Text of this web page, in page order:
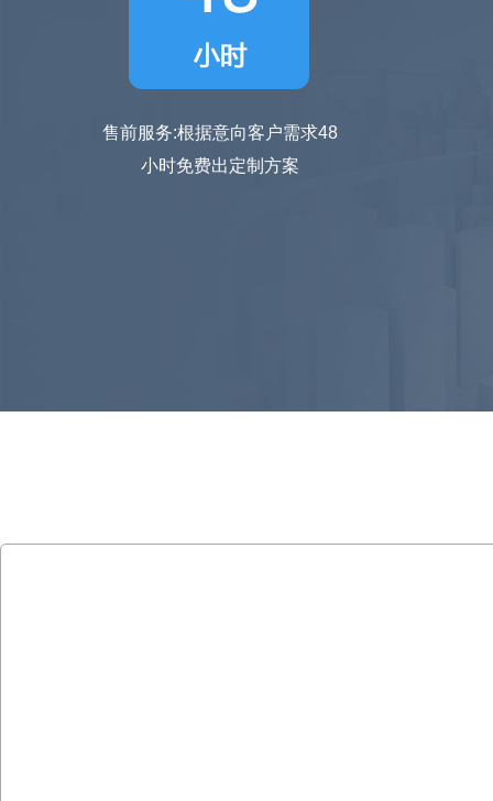
售前服务:根据意向客户需求48
小时免费出定制方案